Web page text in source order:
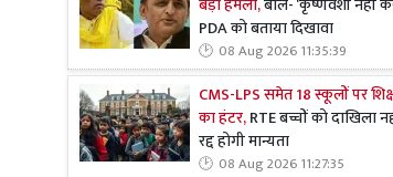
बड़ा हमला,बोले- ‘कृष्णवंशी नहीं
PDA को बताया दिखावा
08 Aug 2026 11:35:39
CMS-LPS समेत 18 स्कूलों पर
का हंटर,RTE बच्चों को दाखिला
रद्द होगी मान्यता
08 Aug 2026 11:27:35